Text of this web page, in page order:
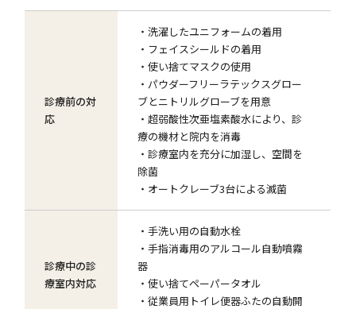
診療前の対
応
・洗濯したユニフォームの着用
・フェイスシールドの着用
・使い捨てマスクの使用
・パウダーフリーラテックスグロー
ブとニトリルグローブを用意
・超弱酸性次亜塩素酸水により、診
療の機材と院内を消毒
・診療室内を充分に加湿し、空間を
除菌
・オートクレーブ3台による滅菌
診療中の診
療室内対応
・手洗い用の自動水栓
・手指消毒用のアルコール自動噴霧
器
・使い捨てペーパータオル
・従業員用トイレ便器ふたの自動開